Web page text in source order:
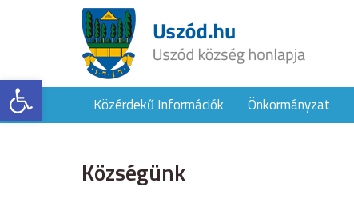
Eszköztár megnyitásaKözérdekű Információk Önkormányzat
Községünk